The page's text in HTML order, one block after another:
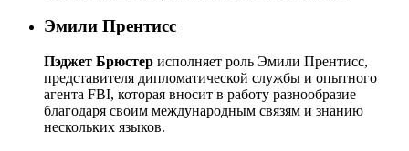
Эмили Прентисс
Пэджет Брюстер исполняет роль Эмили Прентисс,
представителя дипломатической службы и опытного
агента FBI, которая вносит в работу разнообразие
благодаря своим международным связям и знанию
нескольких языков.